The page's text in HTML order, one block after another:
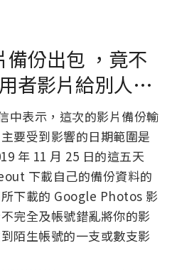
份出包 ，竟不
者影片給別人…
中表示，這次的影片備份輸
要受到影響的日期範圍是
年 11 月 25 日的這五天
下載自己的備份資料的
下載的 Google Photos 影
完全及帳號錯亂將你的影
陌生帳號的一支或數支影